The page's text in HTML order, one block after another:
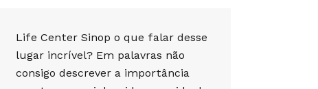
Life Center Sinop o que falar desse
lugar incrível? Em palavras não
consigo descrever a importância